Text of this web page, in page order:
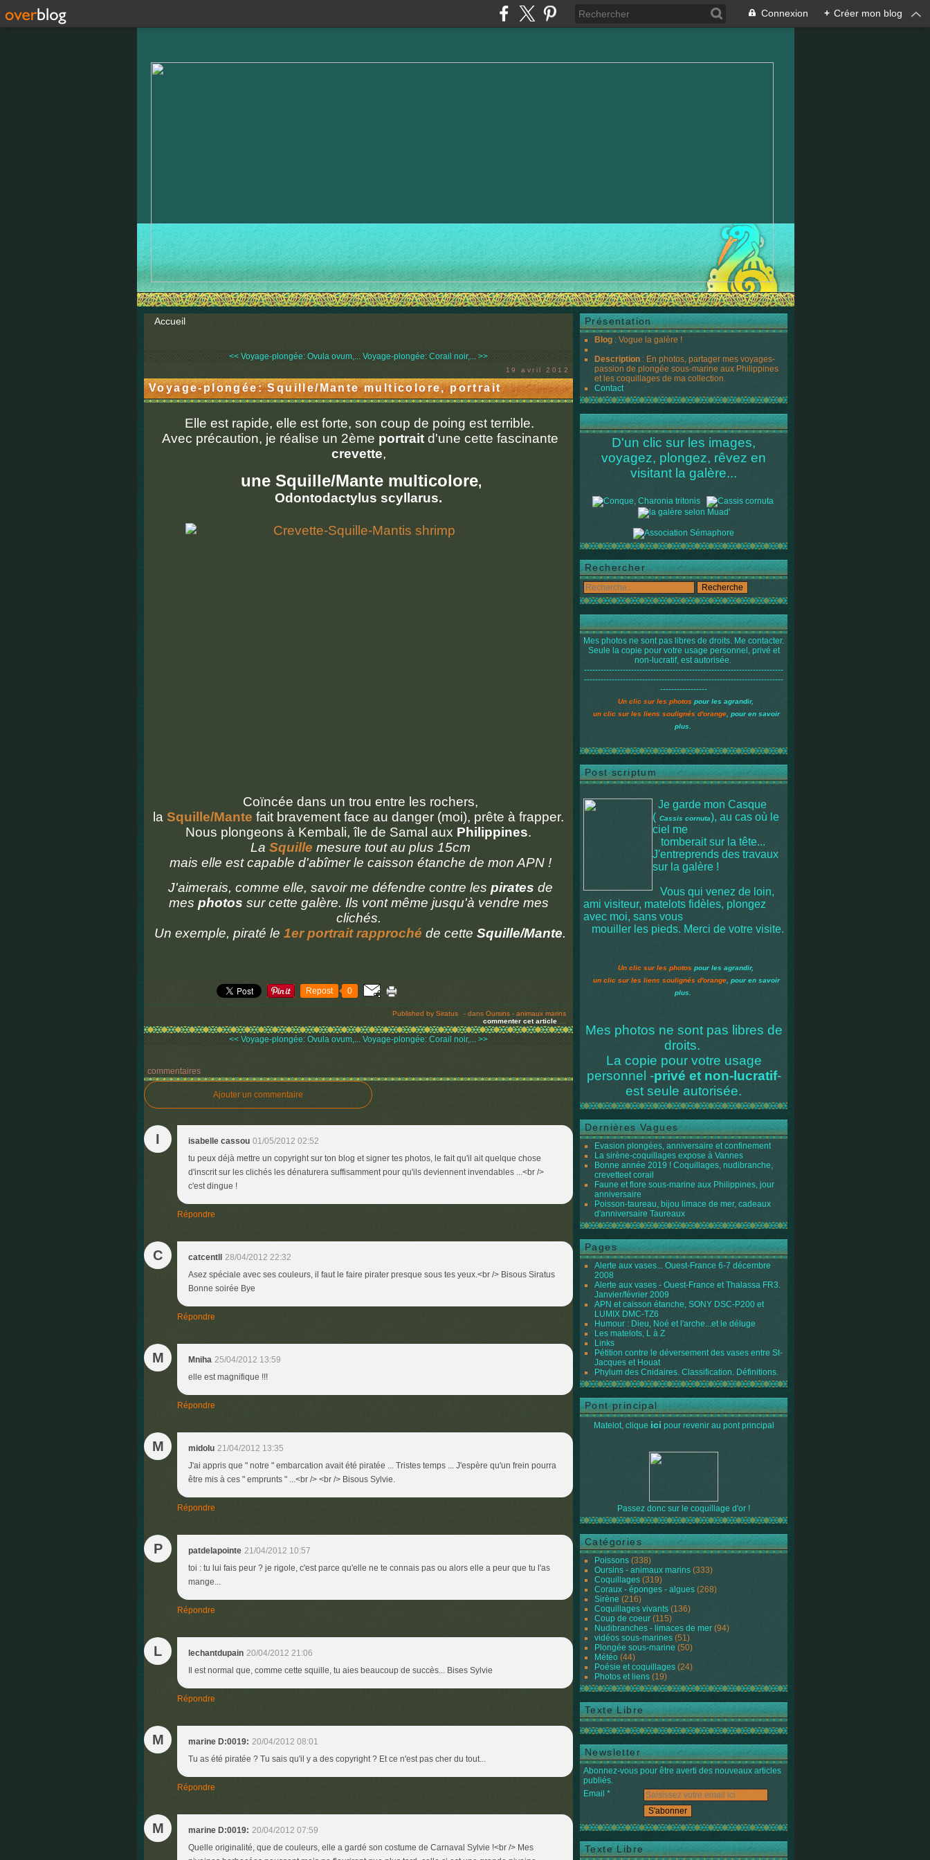
Connexion + Créer mon blog
Accueil
<< Voyage-plongée: Ovula ovum,... Voyage-plongée: Corail noir,... >>
19 avril 2012
Voyage-plongée: Squille/Mante multicolore, portrait
Elle est rapide, elle est forte, son coup de poing est terrible.
Avec précaution, je réalise un 2ème portrait d'une cette fascinante
crevette,
une Squille/Mante multicolore,
Odontodactylus scyllarus.
Coïncée dans un trou entre les rochers,
la Squille/Mante fait bravement face au danger (moi), prête à frapper.
Nous plongeons à Kembali, île de Samal aux Philippines.
La Squille mesure tout au plus 15cm
mais elle est capable d'abîmer le caisson étanche de mon APN !
J'aimerais, comme elle, savoir me défendre contre les pirates de
mes photos sur cette galère. Ils vont même jusqu'à vendre mes
clichés.
Un exemple, piraté le 1er portrait rapproché de cette Squille/Mante.
Repost 0
Published by Siratus - dans Oursins - animaux marins
commenter cet article
<< Voyage-plongée: Ovula ovum,... Voyage-plongée: Corail noir,... >>
commentaires
Ajouter un commentaire
I isabelle cassou 01/05/2012 02:52
tu peux déjà mettre un copyright sur ton blog et signer tes photos, le fait qu'il ait quelque chose
d'inscrit sur les clichés les dénaturera suffisamment pour qu'ils deviennent invendables ...<br />
c'est dingue !
Répondre
C catcentll
28/04/2012 22:32
Asez spéciale avec ses couleurs, il faut le faire pirater presque sous tes yeux.<br /> Bisous Siratus
Bonne soirée Bye
Répondre
M Mniha 25/04/2012 13:59
elle est magnifique !!!
Répondre
M midolu 21/04/2012 13:35
J'ai appris que " notre " embarcation avait été piratée ... Tristes temps ... J'espère qu'un frein pourra
être mis à ces " emprunts " ...<br /> <br /> Bisous Sylvie.
Répondre
P patdelapointe 21/04/2012 10:57
toi : tu lui fais peur ? je rigole, c'est parce qu'elle ne te connais pas ou alors elle a peur que tu l'as
mange...
Répondre
L lechantdupain 20/04/2012 21:06
Il est normal que, comme cette squille, tu aies beaucoup de succès... Bises Sylvie
Répondre
M marine D:0019: 20/04/2012 08:01
Tu as été piratée ? Tu sais qu'il y a des copyright ? Et ce n'est pas cher du tout...
Répondre
M marine D:0019: 20/04/2012 07:59
Quelle originalité, que de couleurs, elle a gardé son costume de Carnaval Sylvie !<br /> Mes
Présentation
Blog : Vogue la galère !
Description : En photos, partager mes voyages-
passion de plongée sous-marine aux Philippines
et les coquillages de ma collection.
Contact
D'un clic sur les images,
voyagez, plongez, rêvez en
visitant la galère...
Rechercher
Mes photos ne sont pas libres de droits. Me contacter.
Seule la copie pour votre usage personnel, privé et
non-lucratif, est autorisée.
------------------------------------------------------------------------
------------------------------------------------------------------------
-----------------
Un clic sur les photos pour les agrandir,
un clic sur les liens soulignés d'orange , pour en savoir
plus.
Post scriptum
Je garde mon Casque
( Cassis cornuta), au cas où le
ciel me
tomberait sur la tête...
J'entreprends des travaux
sur la galère !
Vous qui venez de loin,
ami visiteur, matelots fidèles, plongez
avec moi, sans vous
mouiller les pieds. Merci de votre visite.
Un clic sur les photos pour les agrandir,
un clic sur les liens soulignés d'orange , pour en savoir
plus.
Mes photos ne sont pas libres de
droits.
La copie pour votre usage
personnel -privé et non-lucratif-
est seule autorisée.
Dernières Vagues
Evasion plongées, anniversaire et confinement
La sirène-coquillages expose à Vannes
Bonne année 2019 ! Coquillages, nudibranche,
crevetteet corail
Faune et flore sous-marine aux Philippines, jour
anniversaire
Poisson-taureau, bijou limace de mer, cadeaux
d'anniversaire Taureaux
Pages
Alerte aux vases... Ouest-France 6-7 décembre
2008
Alerte aux vases - Ouest-France et Thalassa FR3.
Janvier/février 2009
APN et caisson étanche, SONY DSC-P200 et
LUMIX DMC-TZ6
Humour : Dieu, Noé et l'arche...et le déluge
Les matelots, L à Z
Links
Pétition contre le déversement des vases entre St-
Jacques et Houat
Phylum des Cnidaires. Classification. Définitions.
Pont principal
Matelot, clique ici pour revenir au pont principal
Passez donc sur le coquillage d'or !
Catégories
Poissons (338)
Oursins - animaux marins (333)
Coquillages (319)
Coraux - éponges - algues (268)
Sirène (216)
Coquillages vivants (136)
Coup de coeur (115)
Nudibranches - limaces de mer (94)
vidéos sous-marines (51)
Plongée sous-marine (50)
Météo (44)
Poésie et coquillages (24)
Photos et liens (19)
Texte Libre
Newsletter
Abonnez-vous pour être averti des nouveaux articles
publiés.
Email
Texte Libre